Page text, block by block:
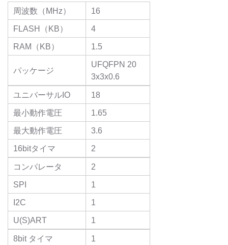
周波数（MHz）
16
FLASH（KB）
4
RAM（KB）
1.5
パッケージ
UFQFPN 20
3x3x0.6
ユニバーサルIO
18
最小動作電圧
1.65
最大動作電圧
3.6
16bitタイマ
2
コンパレータ
2
SPI
1
I2C
1
U(S)ART
1
8bit タイマ
1